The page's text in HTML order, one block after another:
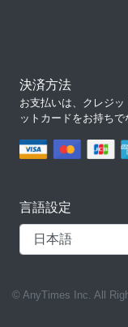
決済方法
お支払いは、クレジ
ットカードをお持ちで
言語設定
© AnyTimes Inc. All